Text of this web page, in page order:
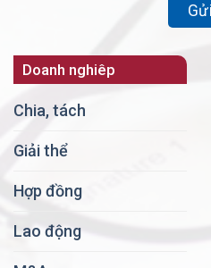
Doanh nghiêp
Chia, tách
Giải thể
Hợp đồng
Lao động